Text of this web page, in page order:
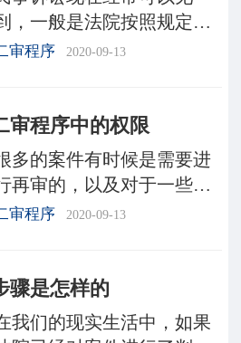
，一般是法院按照规定进
审理，但是也有当事人对
诉讼二审程序重审案件的
形有哪些?下面由深圳律
审程序 2020-09-13
审程序中的权限
多的案件有时候是需要进
再审的，以及对于一些案
有时候是需要进行代理
请，那么对于代理人的委
托又有哪些相关的权限，接
来
审程序 2020-09-13
骤是怎样的
我们的现实生活中，如果